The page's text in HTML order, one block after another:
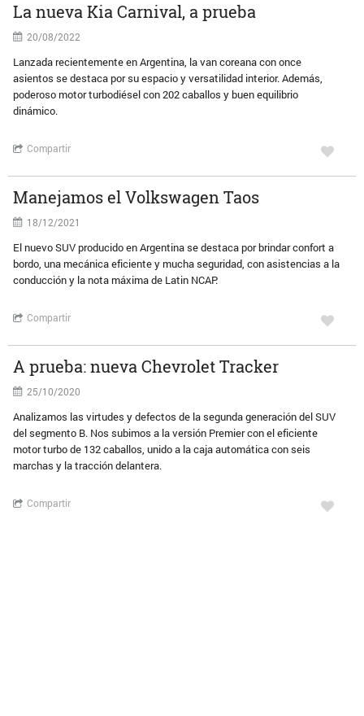
La nueva Kia Carnival, a prueba
20/08/2022
Lanzada recientemente en Argentina, la van coreana con once
asientos se destaca por su espacio y versatilidad interior. Además,
poderoso motor turbodiésel con 202 caballos y buen equilibrio
dinámico.
Compartir
Manejamos el Volkswagen Taos
18/12/2021
El nuevo SUV producido en Argentina se destaca por brindar confort a
bordo, una mecánica eficiente y mucha seguridad, con asistencias a la
conducción y la nota máxima de Latin NCAP.
Compartir
A prueba: nueva Chevrolet Tracker
25/10/2020
Analizamos las virtudes y defectos de la segunda generación del SUV
del segmento B. Nos subimos a la versión Premier con el eficiente
motor turbo de 132 caballos, unido a la caja automática con seis
marchas y la tracción delantera.
Compartir